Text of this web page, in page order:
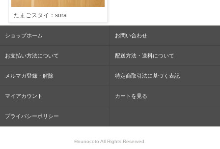
たまごスタイ：sora
ショップホーム お問い合わせ
お支払い方法について 配送方法・送料について
メルマガ登録・解除 特定商取引法に基づく表記
マイアカウント カートを見る
プライバシーポリシー
®nunocoto All Rights Reserved.